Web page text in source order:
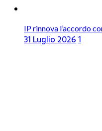
IP rinnova l’accordo
31 Luglio 20261